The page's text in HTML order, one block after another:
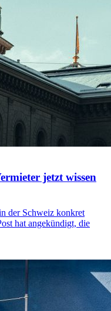
jetzt wissen
der Schweiz konkret
hat angekündigt, die